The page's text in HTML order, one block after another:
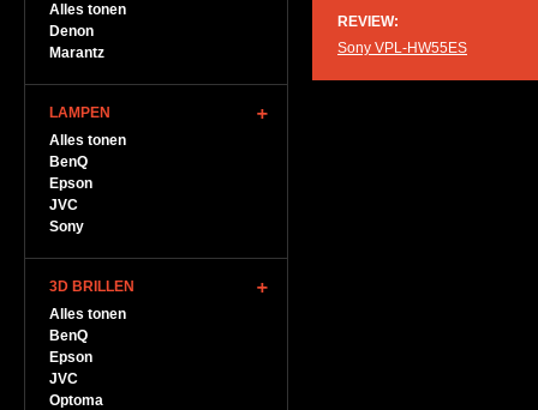
Alles tonen
Denon
Marantz
LAMPEN
Alles tonen
BenQ
Epson
JVC
Sony
3D BRILLEN
Alles tonen
BenQ
Epson
JVC
Optoma
REVIEW:
Sony VPL-HW55ES